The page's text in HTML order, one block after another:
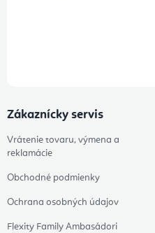
Zákaznícky servis
Vrátenie tovaru, výmena a
reklamácie
Obchodné podmienky
Ochrana osobných údajov
Flexity Family Ambasádori